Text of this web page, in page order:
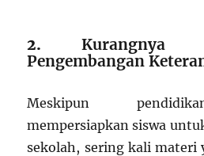
2. Kurangnya
Pengembangan
Meskipun
mempersiapkan siswa
sekolah, sering kali materi